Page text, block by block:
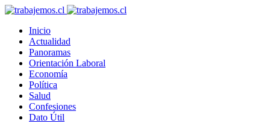
Inicio
Actualidad
Panoramas
Orientación Laboral
Economía
Política
Salud
Confesiones
Dato Útil